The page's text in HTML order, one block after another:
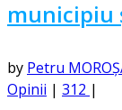
municipiu
by Petru
Opinii | 312 |